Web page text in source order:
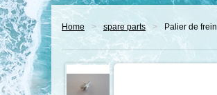
Home > spare parts > Palier de frein